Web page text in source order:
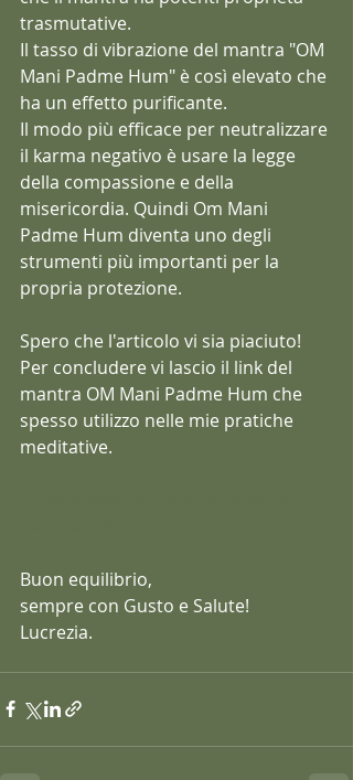
trasmutative.
Il tasso di vibrazione del mantra "OM
Mani Padme Hum" è così elevato che
ha un effetto purificante.
Il modo più efficace per neutralizzare
il karma negativo è usare la legge
della compassione e della
misericordia. Quindi Om Mani
Padme Hum diventa uno degli
strumenti più importanti per la
propria protezione.
Spero che l'articolo vi sia piaciuto!
Per concludere vi lascio il link del
mantra OM Mani Padme Hum che
spesso utilizzo nelle mie pratiche
meditative.
Buon equilibrio,
sempre con Gusto e Salute!
Lucrezia.